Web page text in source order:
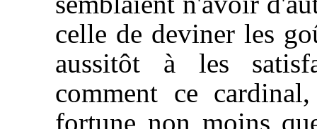
celle de deviner les
aussitôt à les
comment ce
fortune non moins